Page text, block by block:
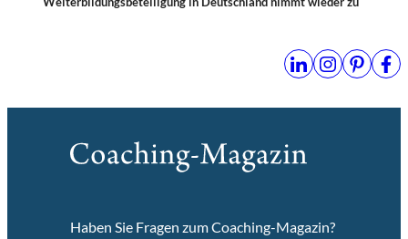
Haben Sie Fragen zum Coaching-Magazin?